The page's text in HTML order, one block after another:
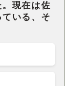
現在は佐
いる、そ